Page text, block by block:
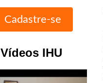
Vídeos IHU